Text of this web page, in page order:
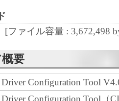
ログラムの初期設定を変更
品」に直接またはネット
ンピューター（以下「指
て、「本ソフトウェア」を
[ファイル容量 : 3,672,498
要
Driver Configuration Tool
Driver Configuration Tool（